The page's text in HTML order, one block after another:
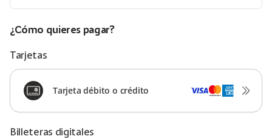
¿Cómo quieres pagar?
Tarjetas
Tarjeta débito o crédito
Billeteras digitales